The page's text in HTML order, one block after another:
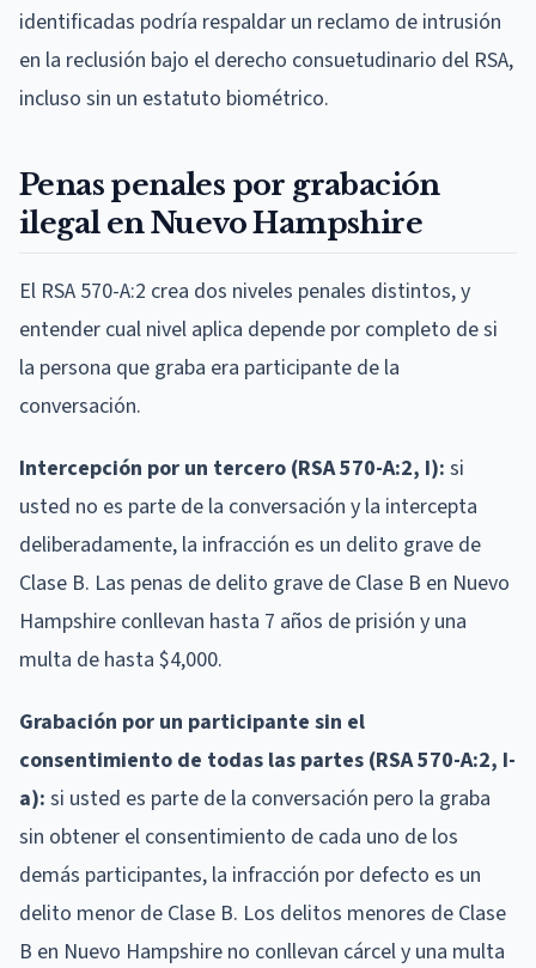
identificadas podría respaldar un reclamo de intrusión
en la reclusión bajo el derecho consuetudinario del RSA,
incluso sin un estatuto biométrico.
Penas penales por grabación
ilegal en Nuevo Hampshire
El RSA 570-A:2 crea dos niveles penales distintos, y
entender cual nivel aplica depende por completo de si
la persona que graba era participante de la
conversación.
Intercepción por un tercero (RSA 570-A:2, I): si
usted no es parte de la conversación y la intercepta
deliberadamente, la infracción es un delito grave de
Clase B. Las penas de delito grave de Clase B en Nuevo
Hampshire conllevan hasta 7 años de prisión y una
multa de hasta $4,000.
Grabación por un participante sin el
consentimiento de todas las partes (RSA 570-A:2, I-
a): si usted es parte de la conversación pero la graba
sin obtener el consentimiento de cada uno de los
demás participantes, la infracción por defecto es un
delito menor de Clase B. Los delitos menores de Clase
B en Nuevo Hampshire no conllevan cárcel y una multa